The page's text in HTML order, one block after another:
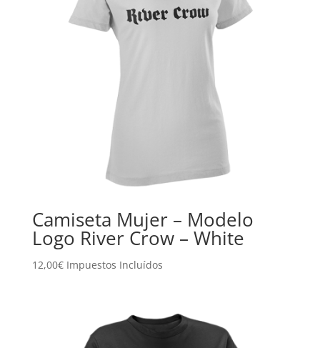
Camiseta Mujer – Modelo
Logo River Crow – White
12,00€ Impuestos Incluídos